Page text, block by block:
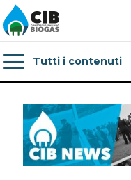
Tutti i contenuti